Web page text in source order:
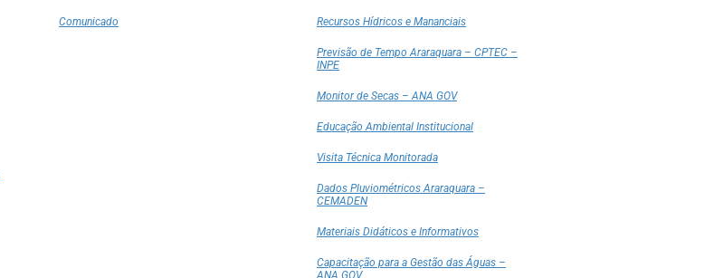
Comunicado Recursos Hídricos e Mananciais
Previsão de Tempo Araraquara – CPTEC –
INPE
Monitor de Secas – ANA GOV
Educação Ambiental Institucional
Visita Técnica Monitorada
Dados Pluviométricos Araraquara –
CEMADEN
Materiais Didáticos e Informativos
Capacitação para a Gestão das Águas –
ANA GOV